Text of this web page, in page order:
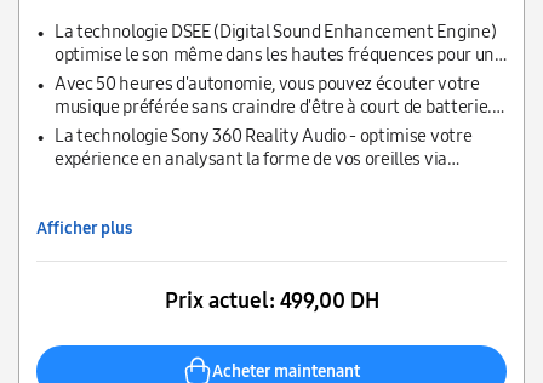
La technologie DSEE (Digital Sound Enhancement Engine)
optimise le son même dans les hautes fréquences pour un
son authentique. Vous pouvez adapter le son à votre style
de musique grâce à l'égaliseur de l'application Sony |
Headphones Connect.
Avec 50 heures d'autonomie, vous pouvez écouter votre
musique préférée sans craindre d'être à court de batterie.
Si l'autonomie du casque devient trop faible, une recharge
rapide de 3 minutes peut vous redonner 1,5 heure d'écoute.
La technologie Sony 360 Reality Audio - optimise votre
expérience en analysant la forme de vos oreilles via
mesure.
Afficher plus
Prix actuel: 499,00 DH
Acheter maintenant